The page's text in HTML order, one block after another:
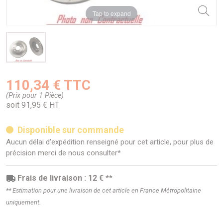
Tap to expand
110,34 € TTC
(Prix pour 1 Pièce)
soit 91,95 € HT
Disponible sur commande
Aucun délai d'expédition renseigné pour cet article, pour plus de
précision merci de nous consulter*
Frais de livraison : 12 € **
** Estimation pour une livraison de cet article en France Métropolitaine
uniquement.